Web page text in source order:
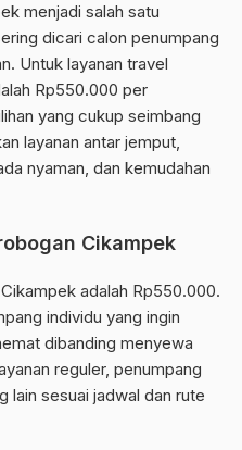
menjadi salah satu
dicari calon penumpang
Untuk layanan travel
Rp550.000 per
yang cukup seimbang
layanan antar jemput,
nyaman, dan kemudahan
Cikampek
adalah Rp550.000.
individu yang ingin
dibanding menyewa
reguler, penumpang
lain sesuai jadwal dan rute